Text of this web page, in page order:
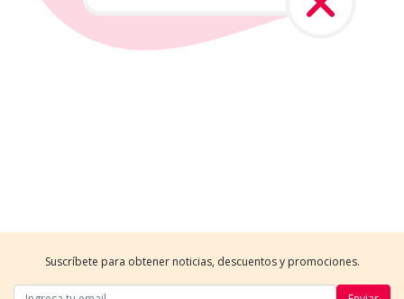
Suscríbete para obtener noticias, descuentos y promociones.